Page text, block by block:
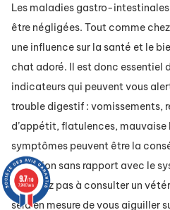
Les maladies gastro-
être négligées. Tout comme
une influence sur la santé et le
chat adoré. Il est donc essentiel
indicateurs qui peuvent vous
trouble digestif : vomissements,
d’appétit, flatulences,
symptômes peuvent être la
affection sans rapport avec le
n’hésitez pas à consulter un
sera en mesure de vous aiguiller
9.7/10
72487 avis